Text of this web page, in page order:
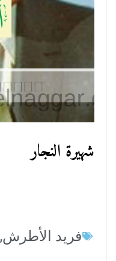
شهيرة النجار
فريد الأطرش,